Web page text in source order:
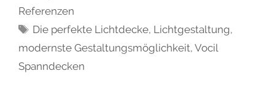
Referenzen
Die perfekte Lichtdecke, Lichtgestaltung,
modernste Gestaltungsmöglichkeit, Vocil
Spanndecken